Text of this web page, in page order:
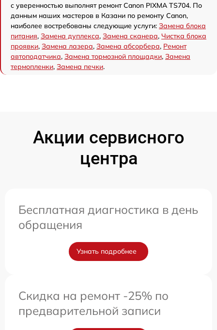
с уверенностью выполнят ремонт Canon PIXMA TS704. По
данным наших мастеров в Казани по ремонту Canon,
наиболее востребованы следующие услуги: Замена блока
питания, Замена дуплекса, Замена сканера, Чистка блока
проявки, Замена лазера, Замена абсорбера, Ремонт
автоподатчика, Замена тормозной площадки, Замена
термопленки, Замена печки.
Акции сервисного
центра
Бесплатная диагностика в день
обращения
Узнать подробнее
Скидка на ремонт -25% по
предварительной записи